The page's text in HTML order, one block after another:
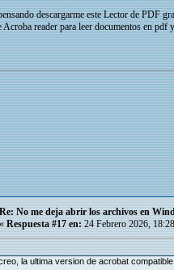
descargarme este Lector de PDF
Acroba reader para leer documentos en pdf
Re: No me deja abrir los archivos en
« Respuesta #17 en: 24 Febrero 2026,
la ultima version de acrobat